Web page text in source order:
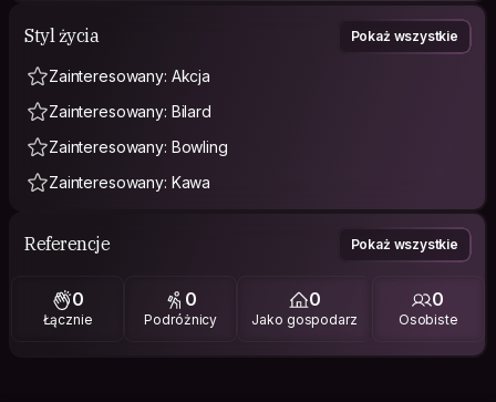
Styl życia Pokaż wszystkie
Zainteresowany: Akcja
Zainteresowany: Bilard
Zainteresowany: Bowling
Zainteresowany: Kawa
Referencje Pokaż wszystkie
0
Łącznie
0
Podróżnicy
0
Jako gospodarz
0
Osobiste